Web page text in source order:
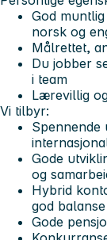
God
norsk og
Målrettet,
Du jobber
i team
Lærevillig
Vi tilbyr:
Gode
og
Hybrid
god
Gode